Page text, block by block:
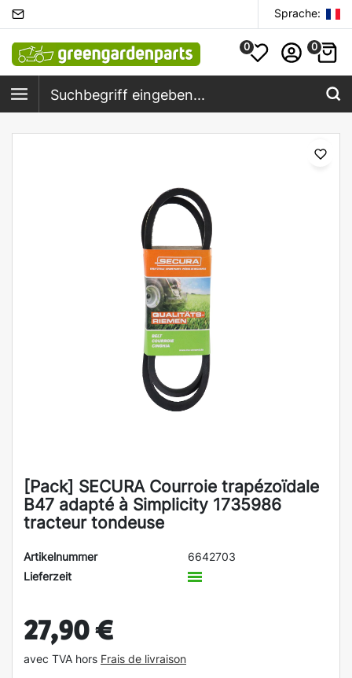
Sprache:
0 0
[Pack] SECURA Courroie trapézoïdale
B47 adapté à Simplicity 1735986
tracteur tondeuse
Artikelnummer
6642703
Lieferzeit
27,90 €
avec TVA hors Frais de livraison